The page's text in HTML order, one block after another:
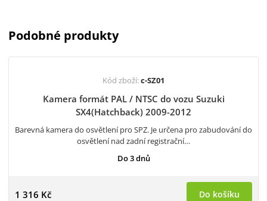
Podobné produkty
Kód zboží:c-SZ01
Kamera formát PAL / NTSC do vozu Suzuki
SX4(Hatchback) 2009-2012
Barevná kamera do osvětlení pro SPZ. Je určena pro zabudování do
osvětlení nad zadní registrační…
Do 3 dnů
1 316 Kč Do košíku